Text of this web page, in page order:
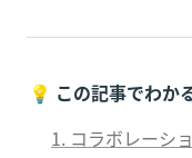
💡 この記事でわか
1. コラボレーシ